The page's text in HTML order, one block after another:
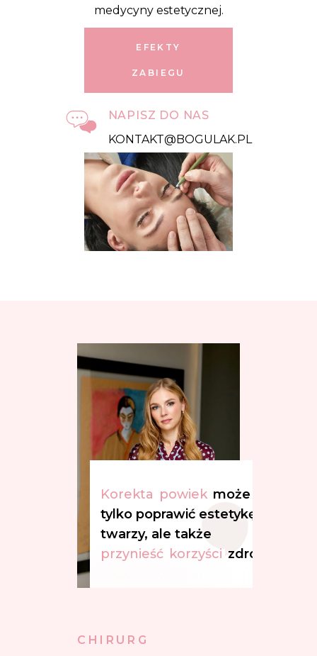
medycyny estetycznej.
EFEKTY
ZABIEGU
NAPISZ DO NAS
KONTAKT@BOGULAK.PL
Korekta powiek może nie
tylko poprawić estetykę
twarzy, ale także
przynieść korzyści zdrowotne.
CHIRURG